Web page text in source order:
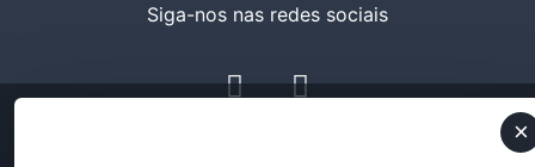
Siga-nos nas redes sociais
×